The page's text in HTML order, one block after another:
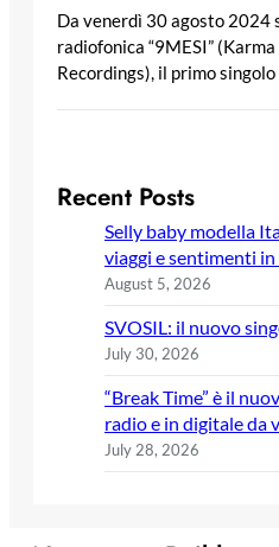
Da venerdì 30 agosto 2024
radiofonica “9MESI”
Recordings), il primo
Recent Posts
Selly baby modella
viaggi e sentimenti in
August 5, 2026
SVOSIL: il nuovo
July 30, 2026
“Break Time” è il
radio e in digitale da
July 28, 2026